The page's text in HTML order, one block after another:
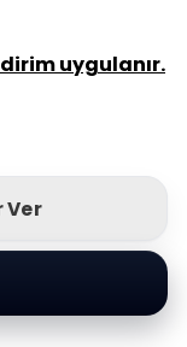
uygulanır.
Ver